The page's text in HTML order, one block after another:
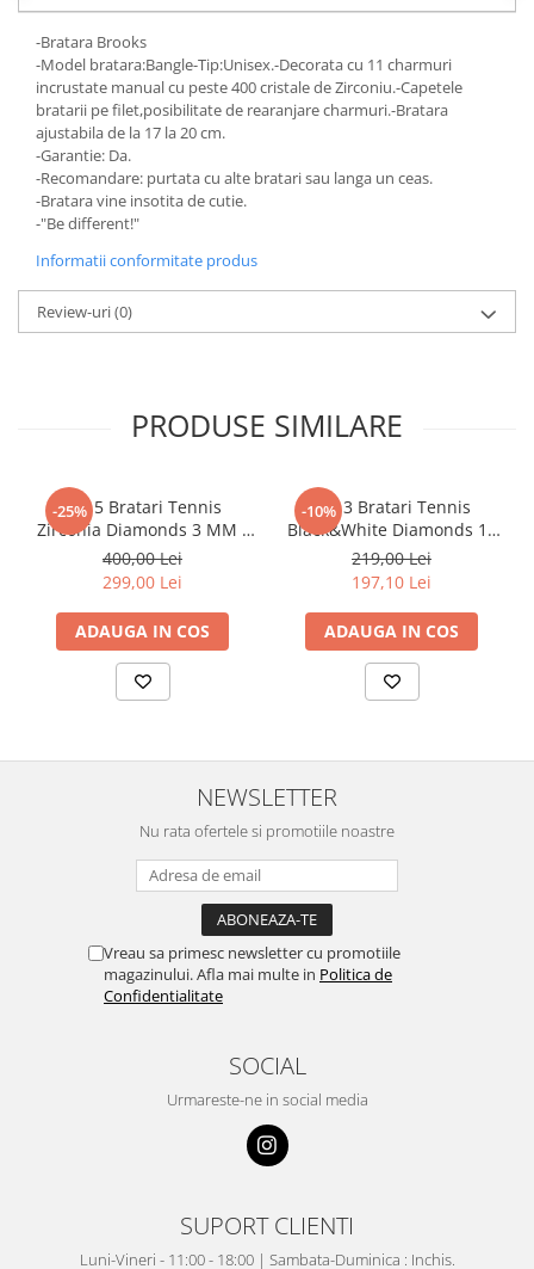
-Bratara Brooks
-Model bratara:Bangle-Tip:Unisex.-Decorata cu 11 charmuri
incrustate manual cu peste 400 cristale de Zirconiu.-Capetele
bratarii pe filet,posibilitate de rearanjare charmuri.-Bratara
ajustabila de la 17 la 20 cm.
-Garantie: Da.
-Recomandare: purtata cu alte bratari sau langa un ceas.
-Bratara vine insotita de cutie.
-"Be different!"
Informatii conformitate produs
Review-uri(0)
PRODUSE SIMILARE
-25%
Set 5 Bratari Tennis
Zirconia Diamonds 3 MM /
19.5 CM
400,00 Lei
299,00 Lei
ADAUGA IN COS
-10%
Set 3 Bratari Tennis
Black&White Diamonds 19
CM
219,00 Lei
197,10 Lei
ADAUGA IN COS
NEWSLETTER
Nu rata ofertele si promotiile noastre
Vreau sa primesc newsletter cu promotiile
magazinului. Afla mai multe in Politica de
Confidentialitate
SOCIAL
Urmareste-ne in social media
SUPORT CLIENTI
Luni-Vineri - 11:00 - 18:00 | Sambata-Duminica : Inchis.